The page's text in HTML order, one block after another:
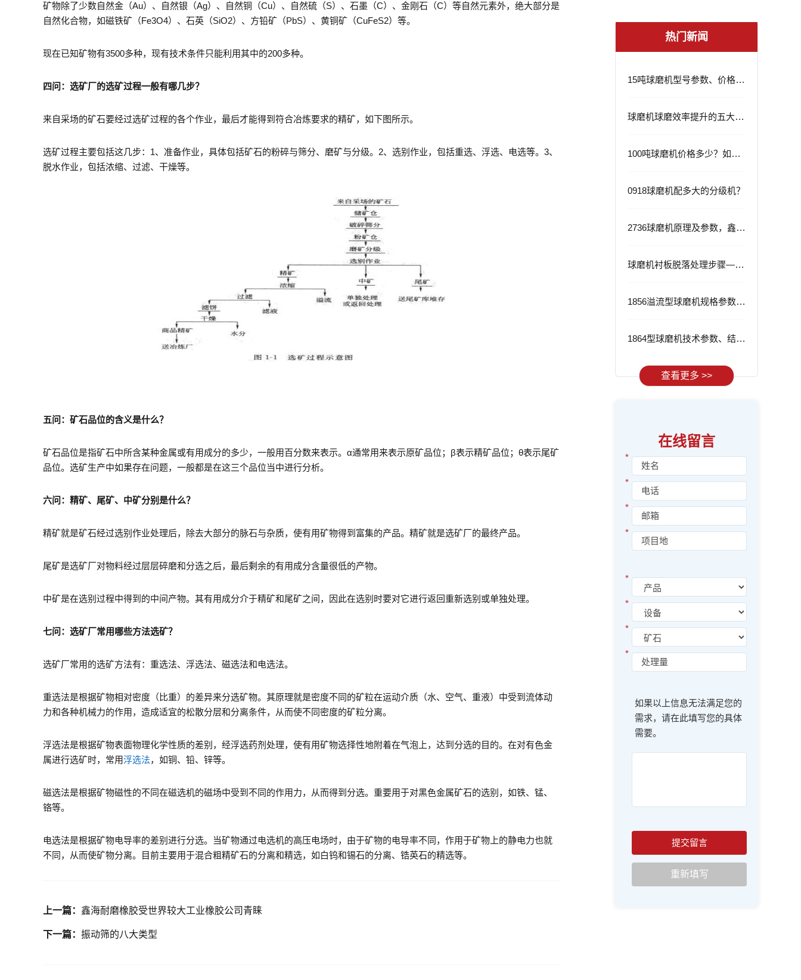
矿物除了少数自然金（Au）、自然银（Ag）、自然铜（Cu）、自然硫（S）、石墨（C）、金刚石（C）等自然元素外，绝大部分是
自然化合物，如磁铁矿（Fe3O4）、石英（SiO2）、方铅矿（PbS）、黄铜矿（CuFeS2）等。
现在已知矿物有3500多种，现有技术条件只能利用其中的200多种。
四问：选矿厂的选矿过程一般有哪几步？
来自采场的矿石要经过选矿过程的各个作业，最后才能得到符合冶炼要求的精矿，如下图所示。
选矿过程主要包括这几步：1、准备作业，具体包括矿石的粉碎与筛分、磨矿与分级。2、选别作业，包括重选、浮选、电选等。3、
脱水作业，包括浓缩、过滤、干燥等。
五问：矿石品位的含义是什么？
矿石品位是指矿石中所含某种金属或有用成分的多少，一般用百分数来表示。α通常用来表示原矿品位；β表示精矿品位；θ表示尾矿
品位。选矿生产中如果存在问题，一般都是在这三个品位当中进行分析。
六问：精矿、尾矿、中矿分别是什么？
精矿就是矿石经过选别作业处理后，除去大部分的脉石与杂质，使有用矿物得到富集的产品。精矿就是选矿厂的最终产品。
尾矿是选矿厂对物料经过层层碎磨和分选之后，最后剩余的有用成分含量很低的产物。
中矿是在选别过程中得到的中间产物。其有用成分介于精矿和尾矿之间，因此在选别时要对它进行返回重新选别或单独处理。
七问：选矿厂常用哪些方法选矿？
选矿厂常用的选矿方法有：重选法、浮选法、磁选法和电选法。
重选法是根据矿物相对密度（比重）的差异来分选矿物。其原理就是密度不同的矿粒在运动介质（水、空气、重液）中受到流体动
力和各种机械力的作用，造成适宜的松散分层和分离条件，从而使不同密度的矿粒分离。
浮选法是根据矿物表面物理化学性质的差别，经浮选药剂处理，使有用矿物选择性地附着在气泡上，达到分选的目的。在对有色金
属进行选矿时，常用浮选法，如铜、铅、锌等。
磁选法是根据矿物磁性的不同在磁选机的磁场中受到不同的作用力，从而得到分选。重要用于对黑色金属矿石的选别，如铁、锰、
铬等。
电选法是根据矿物电导率的差别进行分选。当矿物通过电选机的高压电场时，由于矿物的电导率不同，作用于矿物上的静电力也就
不同，从而使矿物分离。目前主要用于混合粗精矿石的分离和精选，如白钨和锡石的分离、锆英石的精选等。
上一篇： 鑫海耐磨橡胶受世界较大工业橡胶公司青睐
下一篇： 振动筛的八大类型
热门新闻
15吨球磨机型号参数、价格及应用领域
球磨机球磨效率提升的五大策略
100吨球磨机价格多少？如何选择？
0918球磨机配多大的分级机？
2736球磨机原理及参数，鑫海2736球磨机的优势
球磨机衬板脱落处理步骤——从根源解决问题
1856溢流型球磨机规格参数与应用
1864型球磨机技术参数、结构特点及工作流程
查看更多 >>
在线留言
*
*
*
*
*
*
*
*
如果以上信息无法满足您的
需求，请在此填写您的具体
需要。